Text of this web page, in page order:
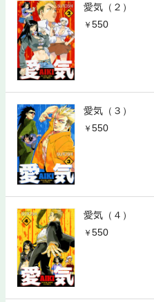
愛気（２）
550
愛気（３）
550
愛気（４）
550